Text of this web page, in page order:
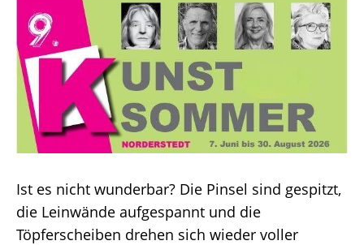
Ist es nicht wunderbar? Die Pinsel sind gespitzt,
die Leinwände aufgespannt und die
Töpferscheiben drehen sich wieder voller